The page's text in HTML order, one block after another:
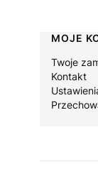
Linki
MOJE
Twoje
Kontakt